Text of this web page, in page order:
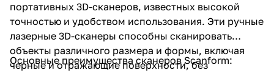
портативных 3D-сканеров, известных высокой
точностью и удобством использования. Эти ручные
лазерные 3D-сканеры способны сканировать
объекты различного размера и формы, включая
черные и отражающие поверхности, без
Основные преимущества сканеров Scanform: